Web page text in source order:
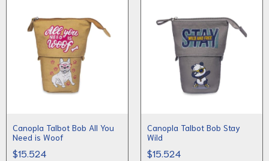
Canopla Talbot Bob All You
Need is Woof
$15.524
Canopla Talbot Bob Stay
Wild
$15.524